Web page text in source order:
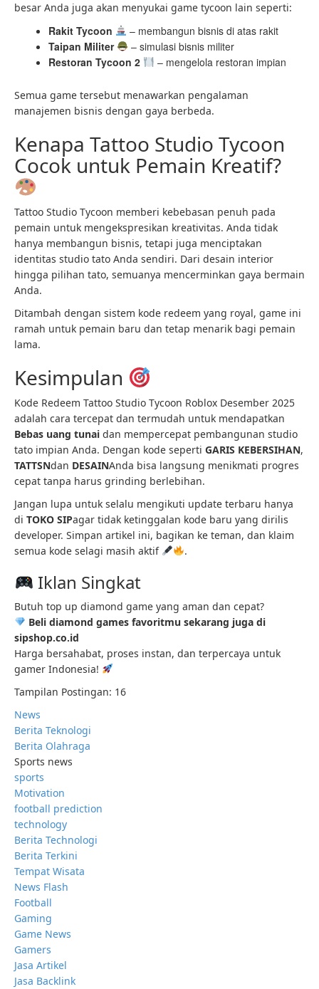
besar Anda juga akan menyukai game tycoon lain seperti:
Rakit Tycoon
– membangun bisnis di atas rakit
Taipan Militer
– simulasi bisnis militer
Restoran Tycoon 2
– mengelola restoran impian
Semua game tersebut menawarkan pengalaman
manajemen bisnis dengan gaya berbeda.
Kenapa Tattoo Studio Tycoon
Cocok untuk Pemain Kreatif?
Tattoo Studio Tycoon memberi kebebasan penuh pada
pemain untuk mengekspresikan kreativitas. Anda tidak
hanya membangun bisnis, tetapi juga menciptakan
identitas studio tato Anda sendiri. Dari desain interior
hingga pilihan tato, semuanya mencerminkan gaya bermain
Anda.
Ditambah dengan sistem kode redeem yang royal, game ini
ramah untuk pemain baru dan tetap menarik bagi pemain
lama.
Kesimpulan
Kode Redeem Tattoo Studio Tycoon Roblox Desember 2025
adalah cara tercepat dan termudah untuk mendapatkan
Bebas uang tunai dan mempercepat pembangunan studio
tato impian Anda. Dengan kode seperti GARIS KEBERSIHAN,
TATTSNdan DESAINAnda bisa langsung menikmati progres
cepat tanpa harus grinding berlebihan.
Jangan lupa untuk selalu mengikuti update terbaru hanya
di TOKO SIPagar tidak ketinggalan kode baru yang dirilis
developer. Simpan artikel ini, bagikan ke teman, dan klaim
semua kode selagi masih aktif
.
Iklan Singkat
Butuh top up diamond game yang aman dan cepat?
Beli diamond games favoritmu sekarang juga di
sipshop.co.id
Harga bersahabat, proses instan, dan terpercaya untuk
gamer Indonesia!
Tampilan Postingan: 16
News
Berita Teknologi
Berita Olahraga
Sports news
sports
Motivation
football prediction
technology
Berita Technologi
Berita Terkini
Tempat Wisata
News Flash
Football
Gaming
Game News
Gamers
Jasa Artikel
Jasa Backlink